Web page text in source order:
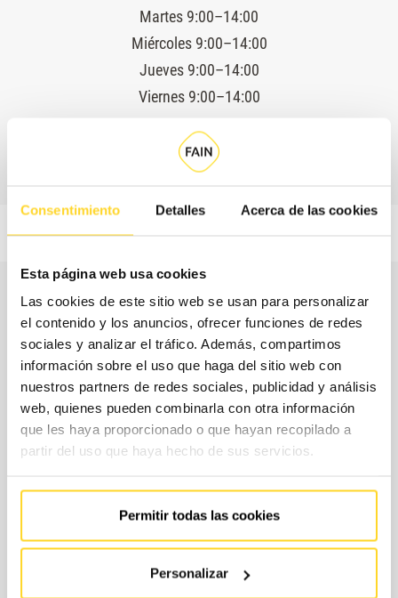
Consentimiento Detalles Acerca de las cookies
Esta página web usa cookies
Las cookies de este sitio web se usan para personalizar
el contenido y los anuncios, ofrecer funciones de redes
sociales y analizar el tráfico. Además, compartimos
información sobre el uso que haga del sitio web con
nuestros partners de redes sociales, publicidad y análisis
web, quienes pueden combinarla con otra información
que les haya proporcionado o que hayan recopilado a
partir del uso que haya hecho de sus servicios.
Permitir todas las cookies
Personalizar
Martes 9:00–14:00
Miércoles 9:00–14:00
Jueves 9:00–14:00
Viernes 9:00–14:00
Servicio técnico 24 horas